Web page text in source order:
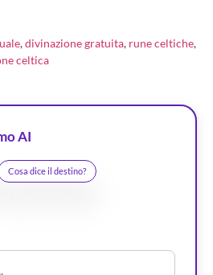
,divinazione gratuita, rune celtiche,
celtica
AI
Cosa dice il destino?